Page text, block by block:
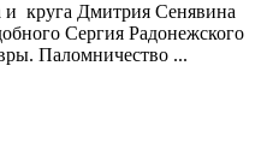
и круга Дмитрия Сенявина
Сергия Радонежского
Паломничество ...